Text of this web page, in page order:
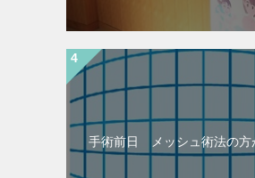
手術前日 メッシュ術法の方